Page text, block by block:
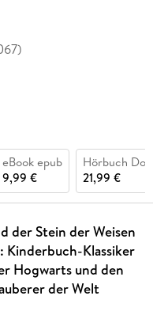
)
eBook epub
9,99 €
Hörbuch
21,99 €
der Stein der Weisen
Kinderbuch-Klassiker
Hogwarts und den
der Welt